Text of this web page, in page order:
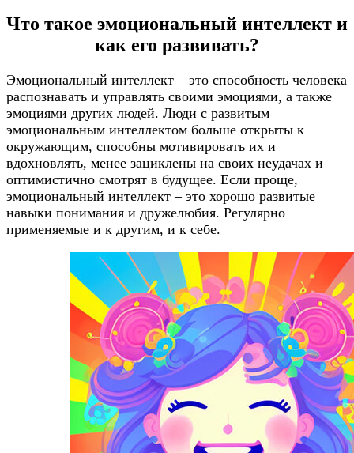
Что такое эмоциональный интеллект и
как его развивать?
Эмоциональный интеллект – это способность человека
распознавать и управлять своими эмоциями, а также
эмоциями других людей. Люди с развитым
эмоциональным интеллектом больше открыты к
окружающим, способны мотивировать их и
вдохновлять, менее зациклены на своих неудачах и
оптимистично смотрят в будущее. Если проще,
эмоциональный интеллект – это хорошо развитые
навыки понимания и дружелюбия. Регулярно
применяемые и к другим, и к себе.